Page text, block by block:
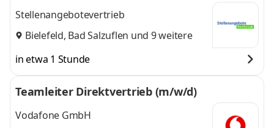
Stellenangebotevertrieb
Bielefeld, Bad Salzuflen und 9 weitere
in etwa 1 Stunde
Teamleiter Direktvertrieb (m/w/d)
Vodafone GmbH